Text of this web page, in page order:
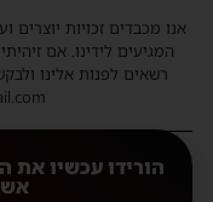
אנו מכבדים זכויות
המגיעים לידינו. אם
רשאים לפנות אלינו
הורידו עכשיו את